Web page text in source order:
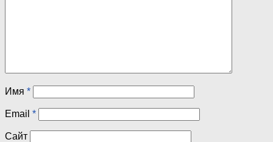
Имя *
Email *
Сайт